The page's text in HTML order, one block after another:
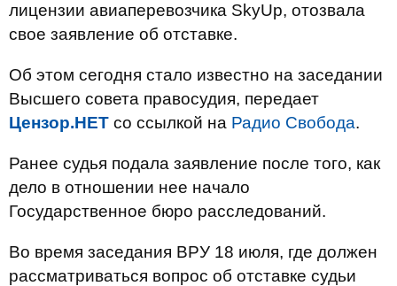
лицензии авиаперевозчика SkyUp, отозвала
свое заявление об отставке.
Об этом сегодня стало известно на заседании
Высшего совета правосудия, передает
Цензор.НЕТ со ссылкой на Радио Свобода.
Ранее судья подала заявление после того, как
дело в отношении нее начало
Государственное бюро расследований.
Во время заседания ВРУ 18 июля, где должен
рассматриваться вопрос об отставке судьи